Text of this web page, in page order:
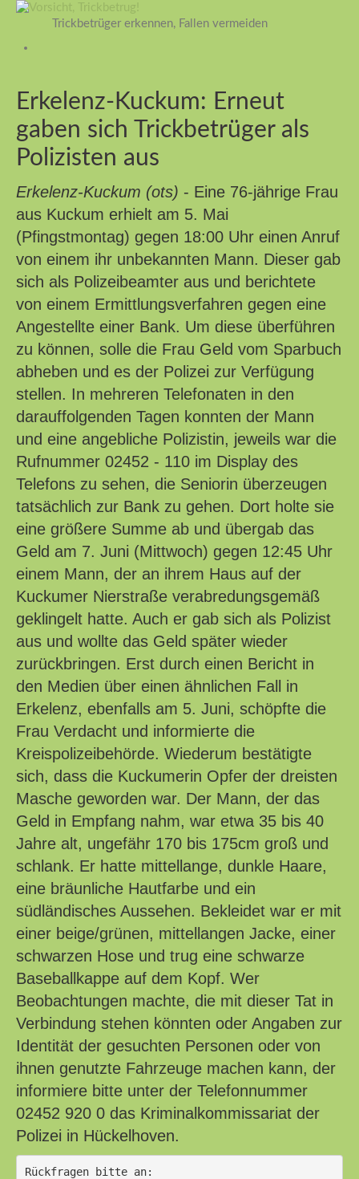
Trickbetrüger erkennen, Fallen vermeiden
Erkelenz-Kuckum: Erneut
gaben sich Trickbetrüger als
Polizisten aus
Erkelenz-Kuckum (ots) - Eine 76-jährige Frau
aus Kuckum erhielt am 5. Mai
(Pfingstmontag) gegen 18:00 Uhr einen Anruf
von einem ihr unbekannten Mann. Dieser gab
sich als Polizeibeamter aus und berichtete
von einem Ermittlungsverfahren gegen eine
Angestellte einer Bank. Um diese überführen
zu können, solle die Frau Geld vom Sparbuch
abheben und es der Polizei zur Verfügung
stellen. In mehreren Telefonaten in den
darauffolgenden Tagen konnten der Mann
und eine angebliche Polizistin, jeweils war die
Rufnummer 02452 - 110 im Display des
Telefons zu sehen, die Seniorin überzeugen
tatsächlich zur Bank zu gehen. Dort holte sie
eine größere Summe ab und übergab das
Geld am 7. Juni (Mittwoch) gegen 12:45 Uhr
einem Mann, der an ihrem Haus auf der
Kuckumer Nierstraße verabredungsgemäß
geklingelt hatte. Auch er gab sich als Polizist
aus und wollte das Geld später wieder
zurückbringen. Erst durch einen Bericht in
den Medien über einen ähnlichen Fall in
Erkelenz, ebenfalls am 5. Juni, schöpfte die
Frau Verdacht und informierte die
Kreispolizeibehörde. Wiederum bestätigte
sich, dass die Kuckumerin Opfer der dreisten
Masche geworden war. Der Mann, der das
Geld in Empfang nahm, war etwa 35 bis 40
Jahre alt, ungefähr 170 bis 175cm groß und
schlank. Er hatte mittellange, dunkle Haare,
eine bräunliche Hautfarbe und ein
südländisches Aussehen. Bekleidet war er mit
einer beige/grünen, mittellangen Jacke, einer
schwarzen Hose und trug eine schwarze
Baseballkappe auf dem Kopf. Wer
Beobachtungen machte, die mit dieser Tat in
Verbindung stehen könnten oder Angaben zur
Identität der gesuchten Personen oder von
ihnen genutzte Fahrzeuge machen kann, der
informiere bitte unter der Telefonnummer
02452 920 0 das Kriminalkommissariat der
Polizei in Hückelhoven.
Rückfragen bitte an: